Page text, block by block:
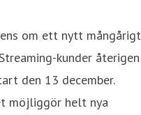
om ett nytt mångårigt
kunder återigen
den 13 december.
möjliggör helt nya